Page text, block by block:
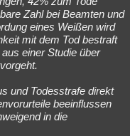
Zahl bei Beamten und
eines Weißen wird
mit dem Tod bestraft
einer Studie über
und Todesstrafe direkt
beeinflussen
in die